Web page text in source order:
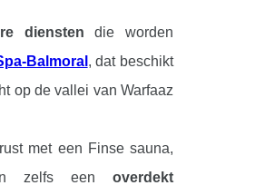
diensten die worden
Balmoral , dat beschikt
op de vallei van Warfaaz
met een Finse sauna,
zelfs een overdekt